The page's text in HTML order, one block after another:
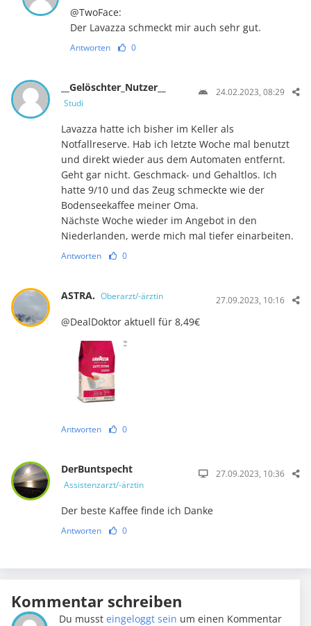
@TwoFace:
Der Lavazza schmeckt mir auch sehr gut.
Antworten 0
__Gelöschter_Nutzer__
Studi
24.02.2023, 08:29
Lavazza hatte ich bisher im Keller als
Notfallreserve. Hab ich letzte Woche mal benutzt
und direkt wieder aus dem Automaten entfernt.
Geht gar nicht. Geschmack- und Gehaltlos. Ich
hatte 9/10 und das Zeug schmeckte wie der
Bodenseekaffee meiner Oma.
Nächste Woche wieder im Angebot in den
Niederlanden, werde mich mal tiefer einarbeiten.
Antworten 0
ASTRA. Oberarzt/-ärztin 27.09.2023, 10:16
@DealDoktor aktuell für 8,49€
Antworten 0
DerBuntspecht
Assistenzarzt/-ärztin
27.09.2023, 10:36
Der beste Kaffee finde ich Danke
Antworten 0
Kommentar schreiben
Du mussteingeloggt sein um einen Kommentar